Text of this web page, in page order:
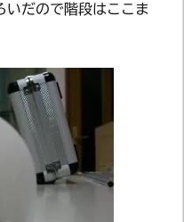
いだので階段はここま